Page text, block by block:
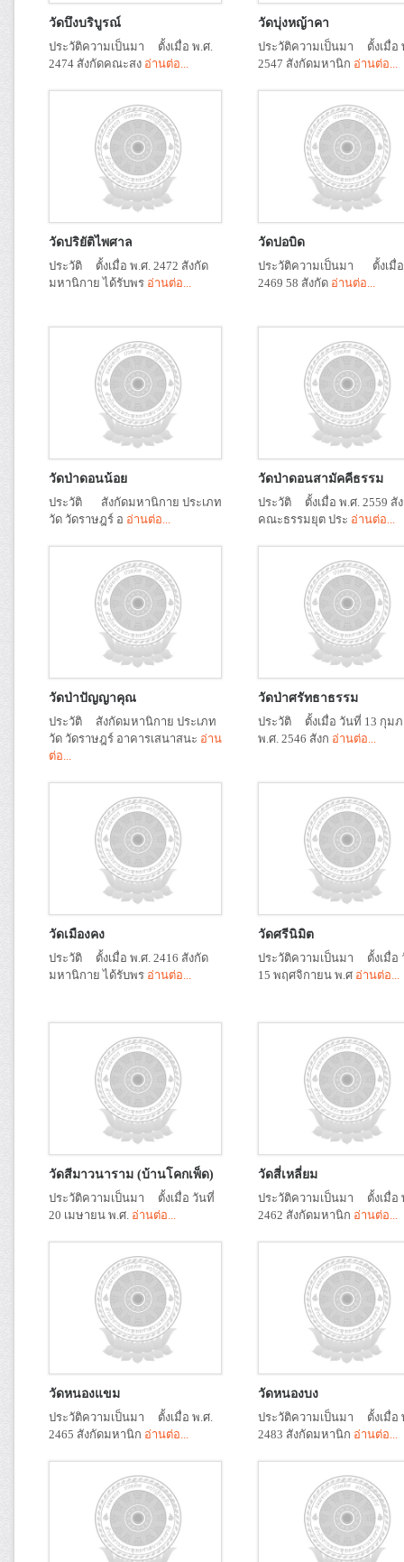
วัดบึงบริบูรณ์
ประวัติความเป็นมา ตั้งเมื่อ พ.ศ.
2474 สังกัดคณะสง อ่านต่อ...
วัดบุ่งหญ้าคา
ประวัติความเป็นมา ตั้งเมื่อ
2547 สังกัดมหานิก อ่านต่อ...
วัดปริยัติไพศาล
ประวัติ ตั้งเมื่อ พ.ศ. 2472 สังกัด
มหานิกาย ได้รับพร อ่านต่อ...
วัดปอบิด
ประวัติความเป็นมา ตั้งเมื่
2469 58 สังกัด อ่านต่อ...
วัดป่าดอนน้อย
ประวัติ สังกัดมหานิกาย ประเภท
วัด วัดราษฎร์ อ อ่านต่อ...
วัดป่าดอนสามัคคีธรรม
ประวัติ ตั้งเมื่อ พ.ศ. 2559 สั
คณะธรรมยุต ประ อ่านต่อ...
วัดป่าปัญญาคุณ
ประวัติ สังกัดมหานิกาย ประเภท
วัด วัดราษฎร์ อาคารเสนาสนะ อ่าน
ต่อ...
วัดป่าศรัทธาธรรม
ประวัติ ตั้งเมื่อ วันที่ 13 กุม
พ.ศ. 2546 สังก อ่านต่อ...
วัดเมืองคง
ประวัติ ตั้งเมื่อ พ.ศ. 2416 สังกัด
มหานิกาย ได้รับพร อ่านต่อ...
วัดศรีนิมิต
ประวัติความเป็นมา ตั้งเมื่อ
15 พฤศจิกายน พ.ศ อ่านต่อ...
วัดสีมาวนาราม (บ้านโคกเพ็ด)
ประวัติความเป็นมา ตั้งเมื่อ วันที่
20 เมษายน พ.ศ. อ่านต่อ...
วัดสี่เหลี่ยม
ประวัติความเป็นมา ตั้งเมื่อ
2462 สังกัดมหานิก อ่านต่อ...
วัดหนองแขม
ประวัติความเป็นมา ตั้งเมื่อ พ.ศ.
2465 สังกัดมหานิก อ่านต่อ...
วัดหนองบง
ประวัติความเป็นมา ตั้งเมื่อ
2483 สังกัดมหานิก อ่านต่อ...